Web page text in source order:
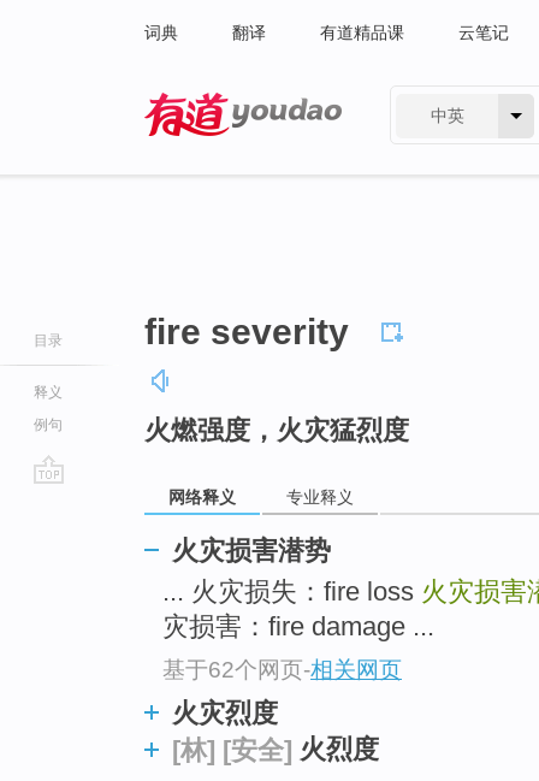
词典 翻译 有道精品课 云笔记
中英
目录
释义
例句
fire severity
火燃强度，火灾猛烈度
网络释义 专业释义
火灾损害潜势
... 火灾损失：fire loss 火灾损害
灾损害：fire damage ...
基于62个网页-相关网页
火灾烈度
[林] [安全] 火烈度